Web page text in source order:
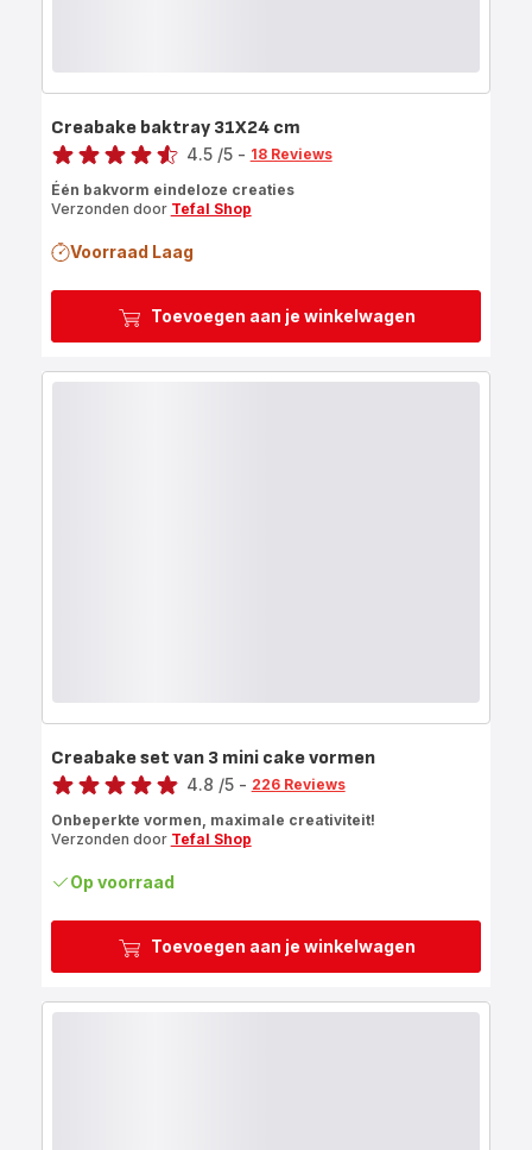
Toevoegen aan je winkelwagen
Creabake baktray 31X24 cm
Score
ratings.4.5
4.5 /5 - 18 Reviews
Één bakvorm eindeloze creaties
Verzonden door Tefal Shop
Voorraad Laag
Toevoegen aan je winkelwagen
Creabake set van 3 mini cake vormen
Score
4.8 /5 - 226 Reviews
Onbeperkte vormen, maximale creativiteit!
Verzonden door Tefal Shop
Op voorraad